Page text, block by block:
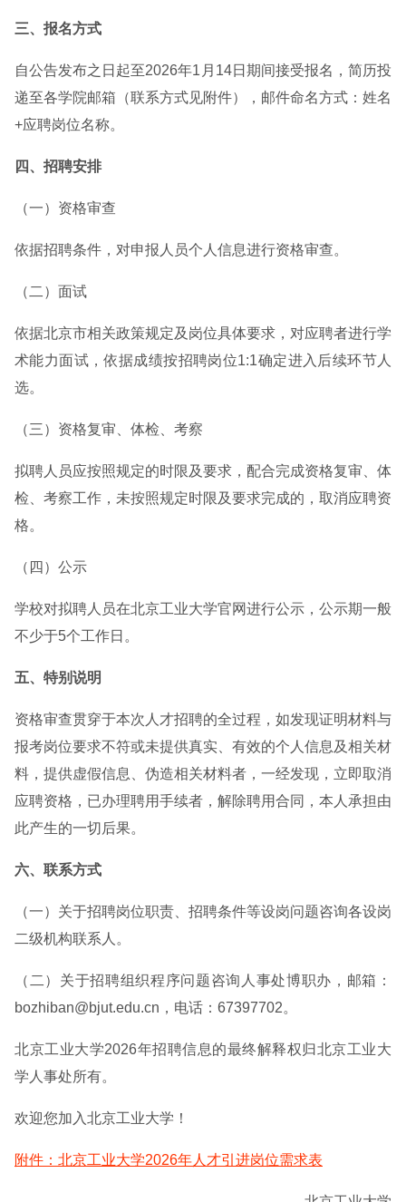
三、报名方式
自公告发布之日起至2026年1月14日期间接受报名，简历投
递至各学院邮箱（联系方式见附件），邮件命名方式：姓名
+应聘岗位名称。
四、招聘安排
（一）资格审查
依据招聘条件，对申报人员个人信息进行资格审查。
（二）面试
依据北京市相关政策规定及岗位具体要求，对应聘者进行学
术能力面试，依据成绩按招聘岗位1:1确定进入后续环节人
选。
（三）资格复审、体检、考察
拟聘人员应按照规定的时限及要求，配合完成资格复审、体
检、考察工作，未按照规定时限及要求完成的，取消应聘资
格。
（四）公示
学校对拟聘人员在北京工业大学官网进行公示，公示期一般
不少于5个工作日。
五、特别说明
资格审查贯穿于本次人才招聘的全过程，如发现证明材料与
报考岗位要求不符或未提供真实、有效的个人信息及相关材
料，提供虚假信息、伪造相关材料者，一经发现，立即取消
应聘资格，已办理聘用手续者，解除聘用合同，本人承担由
此产生的一切后果。
六、联系方式
（一）关于招聘岗位职责、招聘条件等设岗问题咨询各设岗
二级机构联系人。
（二）关于招聘组织程序问题咨询人事处博职办，邮箱：
bozhiban@bjut.edu.cn，电话：67397702。
北京工业大学2026年招聘信息的最终解释权归北京工业大
学人事处所有。
欢迎您加入北京工业大学！
附件：北京工业大学2026年人才引进岗位需求表